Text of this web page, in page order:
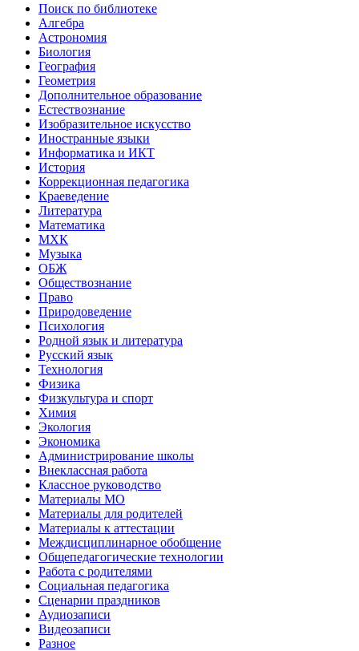
Поиск по библиотеке
Алгебра
Астрономия
Биология
География
Геометрия
Дополнительное образование
Естествознание
Изобразительное искусство
Иностранные языки
Информатика и ИКТ
История
Коррекционная педагогика
Краеведение
Литература
Математика
МХК
Музыка
ОБЖ
Обществознание
Право
Природоведение
Психология
Родной язык и литература
Русский язык
Технология
Физика
Физкультура и спорт
Химия
Экология
Экономика
Администрирование школы
Внеклассная работа
Классное руководство
Материалы МО
Материалы для родителей
Материалы к аттестации
Междисциплинарное обобщение
Общепедагогические технологии
Работа с родителями
Социальная педагогика
Сценарии праздников
Аудиозаписи
Видеозаписи
Разное